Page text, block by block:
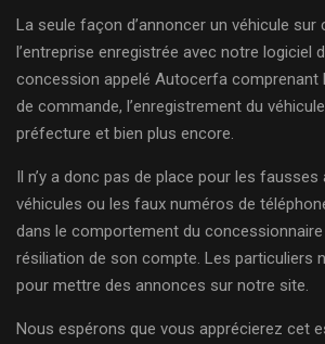
La seule façon d’annoncer un véhicule sur
l’entreprise enregistrée avec notre logiciel
concession appelé Autocerfa comprenant
de commande, l’enregistrement du
préfecture et bien plus encore.
Il n’y a donc pas de place pour les
véhicules ou les faux numéros de
dans le comportement du concessionnaire
résiliation de son compte. Les particuliers
pour mettre des annonces sur notre site.
Nous espérons que vous apprécierez cet